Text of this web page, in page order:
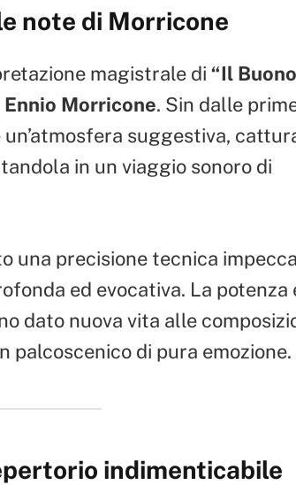
note di Morricone
magistrale di “Il
Ennio Morricone. Sin dalle
suggestiva,
in un viaggio sonoro di
una precisione tecnica
ed evocativa. La potenza
dato nuova vita alle
di pura emozione.
indimenticabile